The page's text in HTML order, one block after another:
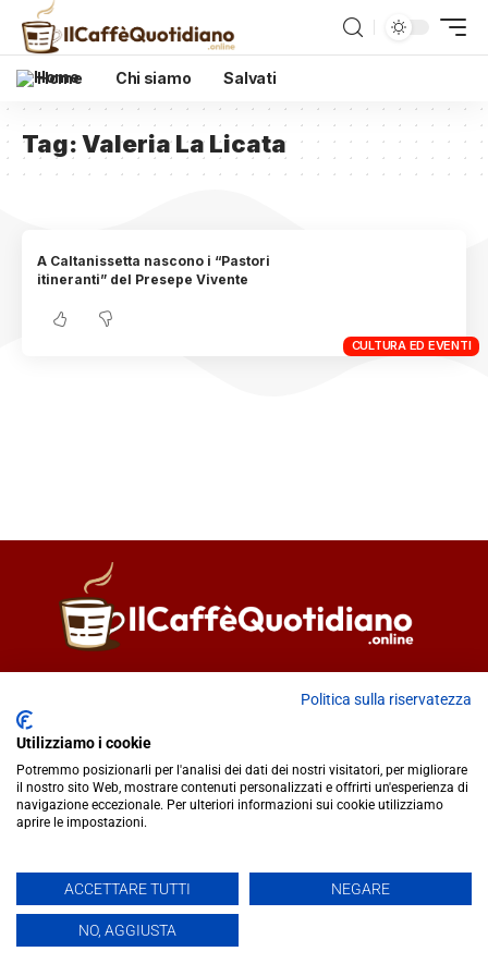
Home Chi siamo Salvati
Tag:Valeria La Licata
CULTURA ED EVENTI
A Caltanissetta nascono i “Pastori
itineranti” del Presepe Vivente
redazione@ilcaffequotidiano.online
C.F. 92076900858
Chi siamo
Privacy & Cookie Policy
IlCaffèQuotidiano.online è una testata giornalistica registrata
presso il Tribunale di Caltanissetta n.02/2024 del 17/07/2024 |
Realizzato da
Politica sulla riservatezza
Utilizziamo i cookie
Potremmo posizionarli per l'analisi dei dati dei nostri visitatori, per migliorare
il nostro sito Web, mostrare contenuti personalizzati e offrirti un'esperienza di
navigazione eccezionale. Per ulteriori informazioni sui cookie utilizziamo
aprire le impostazioni.
ACCETTARE TUTTI NEGARE
NO, AGGIUSTA